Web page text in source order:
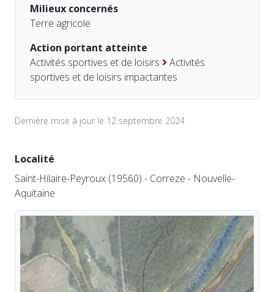
Milieux concernés
Terre agricole
Action portant atteinte
Activités sportives et de loisirs
Activités
sportives et de loisirs impactantes
Dernière mise à jour le 12 septembre 2024
Localité
Saint-Hilaire-Peyroux (19560) - Correze - Nouvelle-
Aquitaine